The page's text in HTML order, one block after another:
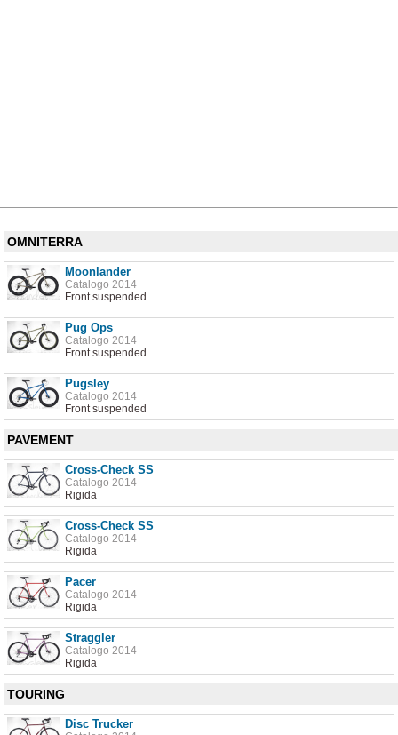
OMNITERRA
Moonlander
Catalogo 2014
Front suspended
Pug Ops
Catalogo 2014
Front suspended
Pugsley
Catalogo 2014
Front suspended
PAVEMENT
Cross-Check SS
Catalogo 2014
Rigida
Cross-Check SS
Catalogo 2014
Rigida
Pacer
Catalogo 2014
Rigida
Straggler
Catalogo 2014
Rigida
TOURING
Disc Trucker